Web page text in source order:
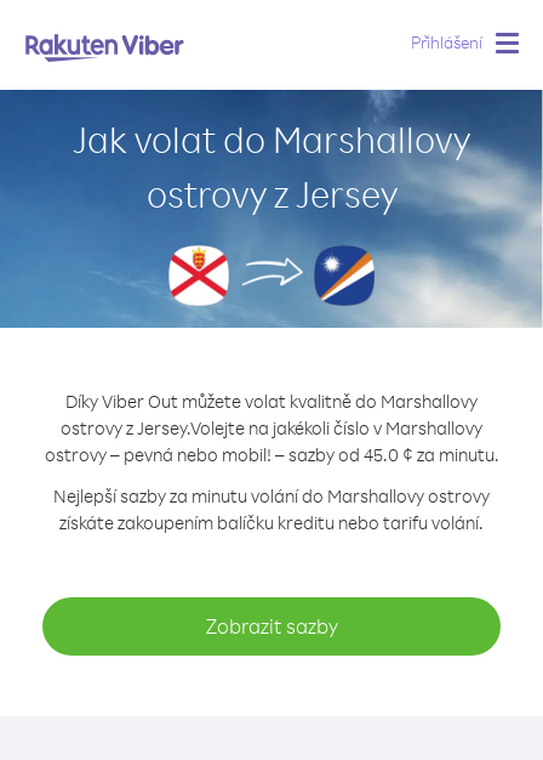
Přihlášení
Jak volat do Marshallovy
ostrovy z Jersey
Díky Viber Out můžete volat kvalitně do Marshallovy
ostrovy z Jersey.Volejte na jakékoli číslo v Marshallovy
ostrovy – pevná nebo mobil! – sazby od 45.0 ¢ za minutu.
Nejlepší sazby za minutu volání do Marshallovy ostrovy
získáte zakoupením balíčku kreditu nebo tarifu volání.
Zobrazit sazby